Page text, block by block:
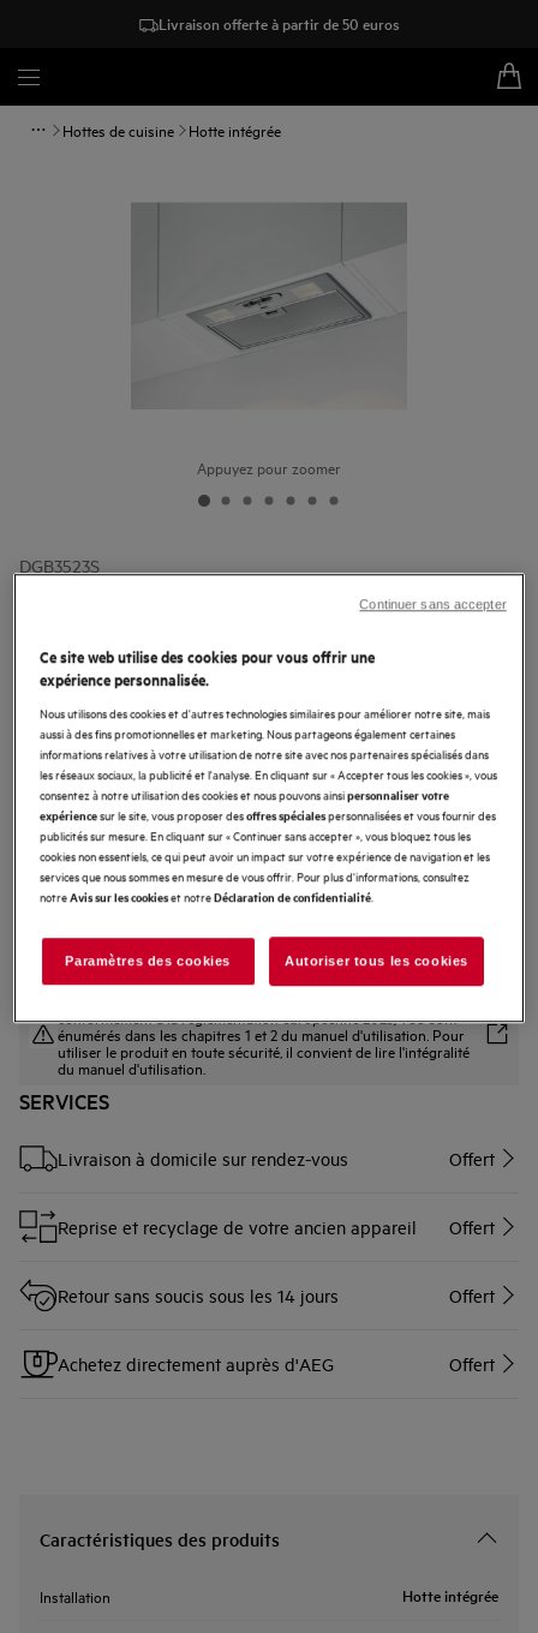
Livraison offerte à partir de 50 euros
Hottes de cuisine Hotte intégrée
Appuyez pour zoomer
DGB3523S
3000 ExtractionTech Hotte intégrée
4.7 (7)
Fiche Produit UE
Avantages produit
La hotte ExtractionTech Standard garde l’air de la cuisine frais.
Le moteur de la hotte ExtractionTech Standard extrait efficacement les
odeurs
Un éclairage intense et durable
Lavable au lave-vaisselle, le filtre à graisse optimise votre hotte.
conformément à la réglementation européenne 2023/988 sont
énumérés dans les chapitres 1 et 2 du manuel d'utilisation. Pour
utiliser le produit en toute sécurité, il convient de lire l'intégralité
du manuel d'utilisation.
SERVICES
Livraison à domicile sur rendez-vous Offert
Reprise et recyclage de votre ancien appareil Offert
Retour sans soucis sous les 14 jours Offert
Achetez directement auprès d'AEG Offert
Caractéristiques des produits
Installation Hotte intégrée
Ce site web utilise des cookies pour vous offrir une
expérience personnalisée.
Nous utilisons des cookies et d'autres technologies similaires pour améliorer notre site, mais
aussi à des fins promotionnelles et marketing. Nous partageons également certaines
informations relatives à votre utilisation de notre site avec nos partenaires spécialisés dans
les réseaux sociaux, la publicité et l'analyse. En cliquant sur « Accepter tous les cookies », vous
consentez à notre utilisation des cookies et nous pouvons ainsipersonnaliser votre
expériencesur le site, vous proposer desoffres spécialespersonnalisées et vous fournir des
publicités sur mesure. En cliquant sur « Continuer sans accepter », vous bloquez tous les
cookies non essentiels, ce qui peut avoir un impact sur votre expérience de navigation et les
services que nous sommes en mesure de vous offrir. Pour plus d'informations, consultez
notreAvis sur les cookieset notreDéclaration de confidentialité.
Paramètres des cookies Autoriser tous les cookies
Continuer sans accepter